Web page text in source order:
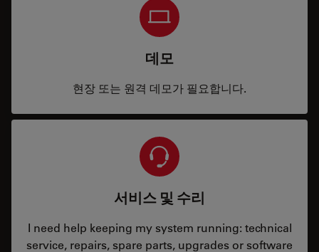
데모
현장 또는 원격 데모가 필요합니다.
서비스 및 수리
I need help keeping my system running: technical
service, repairs, spare parts, upgrades or software